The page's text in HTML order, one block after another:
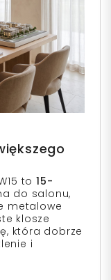
to15-
do salonu,
metalowe
klosze
która dobrze
i